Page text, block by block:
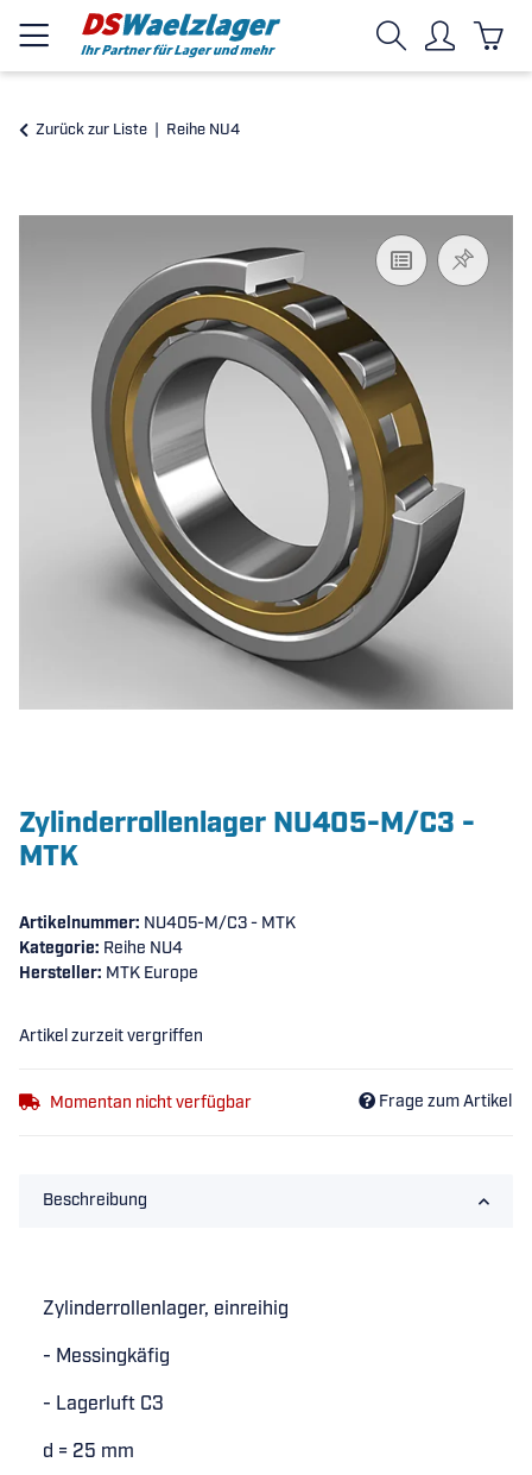
Zurück zur Liste Reihe NU4
Zylinderrollenlager NU405-M/C3 -
MTK
Artikelnummer: NU405-M/C3 - MTK
Kategorie: Reihe NU4
Hersteller: MTK Europe
Artikel zurzeit vergriffen
Momentan nicht verfügbar Frage zum Artikel
Beschreibung
Zylinderrollenlager, einreihig
- Messingkäfig
- Lagerluft C3
d = 25 mm